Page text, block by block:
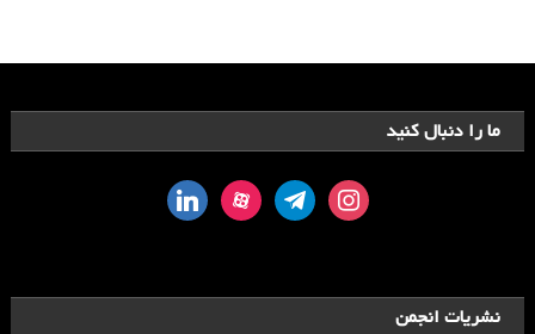
ما را دنبال کنید
instagram
telegram
aparat
linkedin
نشریات انجمن